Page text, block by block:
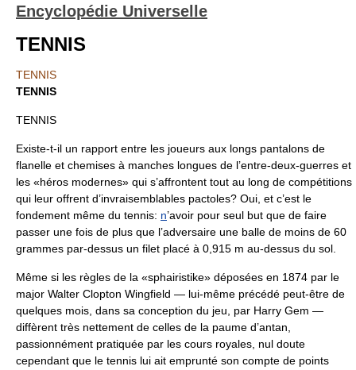
Encyclopédie Universelle
TENNIS
TENNIS
TENNIS
TENNIS
Existe-t-il un rapport entre les joueurs aux longs pantalons de
flanelle et chemises à manches longues de l’entre-deux-guerres et
les «héros modernes» qui s’affrontent tout au long de compétitions
qui leur offrent d’invraisemblables pactoles? Oui, et c’est le
fondement même du tennis: n’avoir pour seul but que de faire
passer une fois de plus que l’adversaire une balle de moins de 60
grammes par-dessus un filet placé à 0,915 m au-dessus du sol.
Même si les règles de la «sphairistike» déposées en 1874 par le
major Walter Clopton Wingfield — lui-même précédé peut-être de
quelques mois, dans sa conception du jeu, par Harry Gem —
diffèrent très nettement de celles de la paume d’antan,
passionnément pratiquée par les cours royales, nul doute
cependant que le tennis lui ait emprunté son compte de points